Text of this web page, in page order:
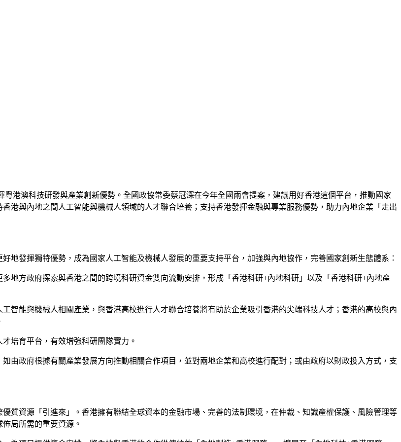
港澳科技研發與產業創新優勢。全國政協常委蔡冠深在今年全國兩會提案，建議用好香港這個平台，推動國家
港與內地之間人工智能與機械人領域的人才聯合培養；支持香港發揮金融與專業服務優勢，助力內地企業「走出
地發揮獨特優勢，成為國家人工智能及機械人發展的重要支持平台，加強與內地協作，完善國家創新生態體系：
地方政府探索與香港之間的跨境科研資金雙向流動安排，形成「香港科研+內地科研」以及「香港科研+內地產
智能與機械人相關產業，與香港高校進行人才聯合培養將有助於企業吸引香港的尖端科技人才；香港的高校與內
培育平台，有效增強科研團隊實力。
由政府根據有關產業發展方向推動相關合作項目，並對兩地企業和高校進行配對；或由政府以財政投入方式，支
質資源「引進來」。香港擁有聯結全球資本的金融市場、完善的法制環境，在仲裁、知識產權保護、風險管理等
局所需的重要資源。